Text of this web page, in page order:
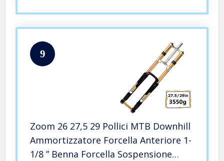
9
Zoom 26 27,5 29 Pollici MTB Downhill
Ammortizzatore Forcella Anteriore 1-
1/8 ” Benna Forcella Sospensione